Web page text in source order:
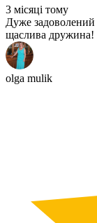
3 місяці тому
Дуже задоволений
щаслива дружина!
olga mulik